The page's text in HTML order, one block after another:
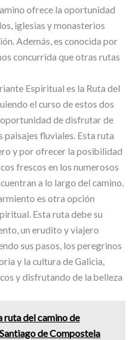
ofrece la oportunidad
iglesias y monasterios
Además, es conocida por
concurrida que otras rutas
Espiritual es la Ruta del
el curso de estos dos
de disfrutar de
paisajes fluviales. Esta ruta
y por ofrecer la posibilidad
frescos en los numerosos
a lo largo del camino.
es otra opción
Esta ruta debe su
un erudito y viajero
sus pasos, los peregrinos
y la cultura de Galicia,
y disfrutando de la belleza
ruta del camino de
de Compostela